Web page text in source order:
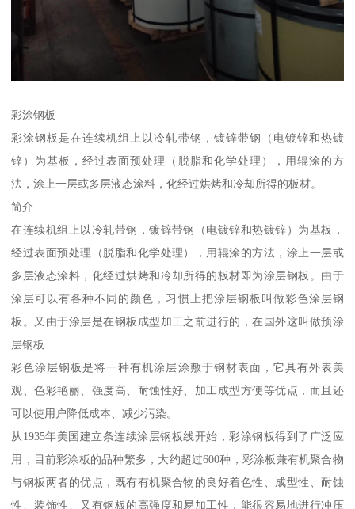
彩涂钢板
彩涂钢板是在连续机组上以冷轧带钢，镀锌带钢（电镀锌和热镀
锌）为基板，经过表面预处理（脱脂和化学处理），用辊涂的方
法，涂上一层或多层液态涂料，化经过烘烤和冷却所得的板材。
简介
在连续机组上以冷轧带钢，镀锌带钢（电镀锌和热镀锌）为基板，
经过表面预处理（脱脂和化学处理），用辊涂的方法，涂上一层或
多层液态涂料，化经过烘烤和冷却所得的板材即为涂层钢板。由于
涂层可以有各种不同的颜色，习惯上把涂层钢板叫做彩色涂层钢
板。又由于涂层是在钢板成型加工之前进行的，在国外这叫做预涂
层钢板.
彩色涂层钢板是将一种有机涂层涂敷于钢材表面，它具有外表美
观、色彩艳丽、强度高、耐蚀性好、加工成型方便等优点，而且还
可以使用户降低成本、减少污染。
从1935年美国建立条连续涂层钢板线开始，彩涂钢板得到了广泛应
用，目前彩涂板的品种繁多，大约超过600种，彩涂板兼有机聚合物
与钢板两者的优点，既有有机聚合物的良好着色性、成型性、耐蚀
性、装饰性、又有钢板的高强度和易加工性，能很容易地进行冲压